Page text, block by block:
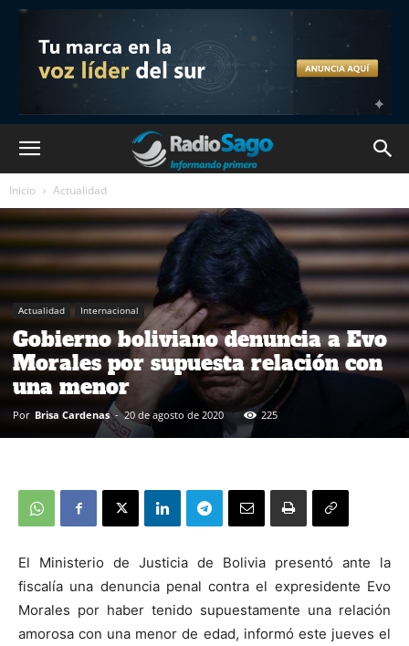
Inicio Actualidad
Actualidad Internacional
Gobierno boliviano denuncia a Evo
Morales por supuesta relación con
una menor
Por Brisa Cardenas - 20 de agosto de 2020 225
El Ministerio de Justicia de Bolivia presentó ante la
fiscalía una denuncia penal contra el expresidente Evo
Morales por haber tenido supuestamente una relación
amorosa con una menor de edad, informó este jueves el